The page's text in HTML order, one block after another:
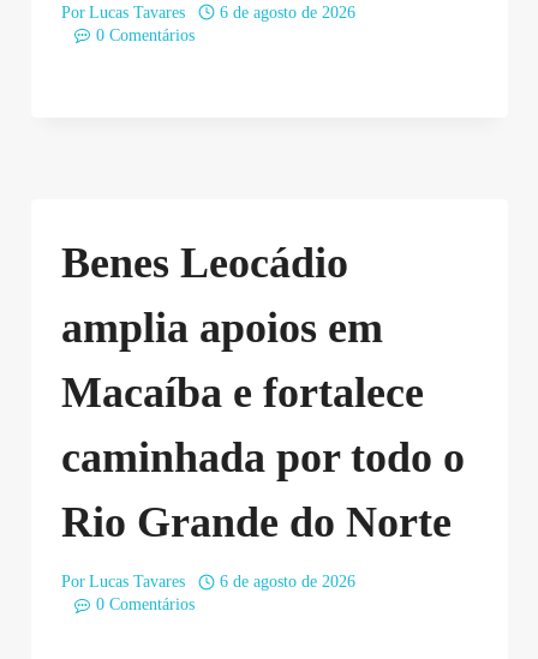
Por Lucas Tavares
6 de agosto de 2026
0 Comentários
Benes Leocádio
amplia apoios em
Macaíba e fortalece
caminhada por todo o
Rio Grande do Norte
Por Lucas Tavares
6 de agosto de 2026
0 Comentários